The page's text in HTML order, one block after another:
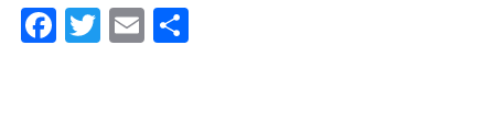
Facebook
Twitter
Email